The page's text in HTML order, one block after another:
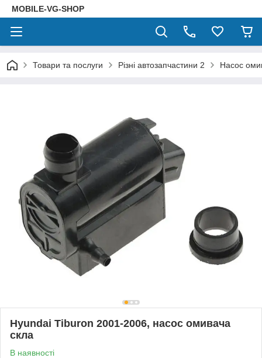
MOBILE-VG-SHOP
Товари та послуги Різні автозапчастини 2 Насос
Hyundai Tiburon 2001-2006, насос омивача
скла
В наявності